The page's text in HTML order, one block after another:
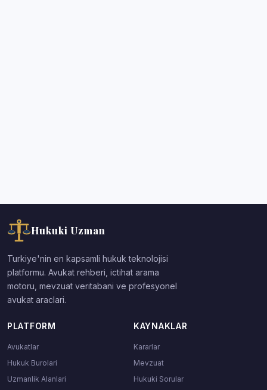
Hukuki Uzman
Turkiye'nin en kapsamli hukuk teknolojisi
platformu. Avukat rehberi, ictihat arama
motoru, mevzuat veritabani ve profesyonel
avukat araclari.
PLATFORM
Avukatlar
Hukuk Burolari
Uzmanlik Alanlari
KAYNAKLAR
Kararlar
Mevzuat
Hukuki Sorular